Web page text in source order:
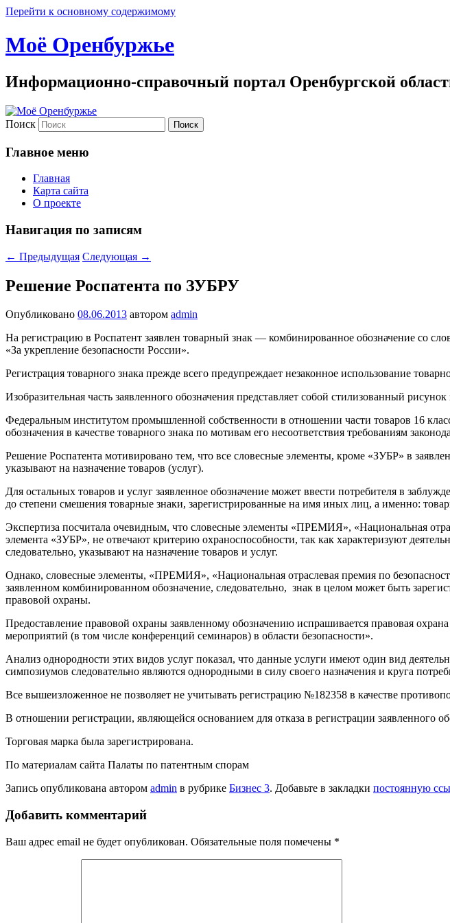
Перейти к основному содержимому
Моё Оренбуржье
Информационно-справочный портал Оренбургской
Поиск
Главное меню
Главная
Карта сайта
О проекте
Навигация по записям
← Предыдущая Следующая →
Решение Роспатента по ЗУБРУ
Опубликовано 08.06.2013 автором admin
На регистрацию в Роспатент заявлен товарный знак — комбинированное обозначение со
«За укрепление безопасности России».
Регистрация товарного знака прежде всего предупреждает незаконное использование
Изобразительная часть заявленного обозначения представляет собой стилизованный
Федеральным институтом промышленной собственности в отношении части товаров 16
обозначения в качестве товарного знака по мотивам его несоответствия требованиям
Решение Роспатента мотивировано тем, что все словесные элементы, кроме «ЗУБР» в
указывают на назначение товаров (услуг).
Для остальных товаров и услуг заявленное обозначение может ввести потребителя в
до степени смешения товарные знаки, зарегистрированные на имя иных лиц, а именно:
Экспертиза посчитала очевидным, что словесные элементы «ПРЕМИЯ», «Национальная
элемента «ЗУБР», не отвечают критерию охраноспособности, так как характеризуют
следовательно, указывают на назначение товаров и услуг.
Однако, словесные элементы, «ПРЕМИЯ», «Национальная отраслевая премия по
заявленном комбинированном обозначение, следовательно, знак в целом может быть
правовой охраны.
Предоставление правовой охраны заявленному обозначению испрашивается правовая
мероприятий (в том числе конференций семинаров) в области безопасности».
Анализ однородности этих видов услуг показал, что данные услуги имеют один вид
симпозиумов следовательно являются однородными в силу своего назначения и круга
Все вышеизложенное не позволяет не учитывать регистрацию №182358 в качестве
В отношении регистрации, являющейся основанием для отказа в регистрации заявленного
Торговая марка была зарегистрирована.
По материалам сайта Палаты по патентным спорам
Запись опубликована автором admin в рубрике Бизнес 3. Добавьте в закладки постоянную
Добавить комментарий
Ваш адрес email не будет опубликован. Обязательные поля помечены *